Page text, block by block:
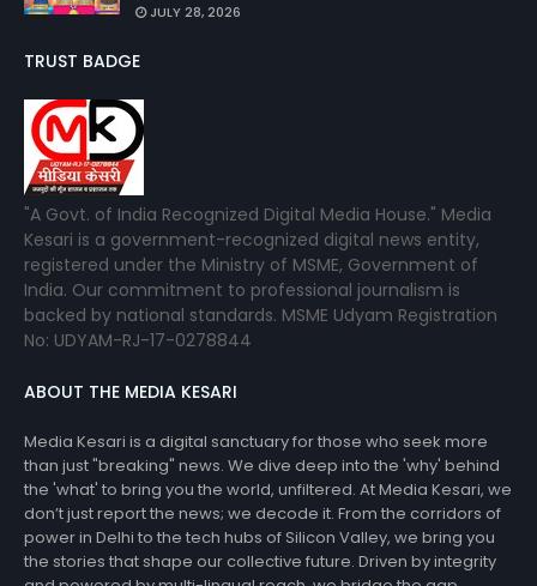
JULY 28, 2026
TRUST BADGE
"A Govt. of India Recognized Digital Media House." Media
Kesari is a government-recognized digital news entity,
registered under the Ministry of MSME, Government of
India. Our commitment to professional journalism is
backed by national standards. MSME Udyam Registration
No: UDYAM-RJ-17-0278844
ABOUT THE MEDIA KESARI
Media Kesari is a digital sanctuary for those who seek more
than just "breaking" news. We dive deep into the 'why' behind
the 'what' to bring you the world, unfiltered. At Media Kesari, we
don’t just report the news; we decode it. From the corridors of
power in Delhi to the tech hubs of Silicon Valley, we bring you
the stories that shape our collective future. Driven by integrity